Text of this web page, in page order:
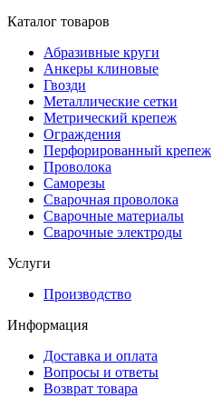
Каталог товаров
Абразивные круги
Анкеры клиновые
Гвозди
Металлические сетки
Метрический крепеж
Ограждения
Перфорированный крепеж
Проволока
Саморезы
Сварочная проволока
Сварочные материалы
Сварочные электроды
Услуги
Производство
Информация
Доставка и оплата
Вопросы и ответы
Возврат товара